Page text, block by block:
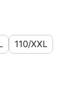
110/XXL